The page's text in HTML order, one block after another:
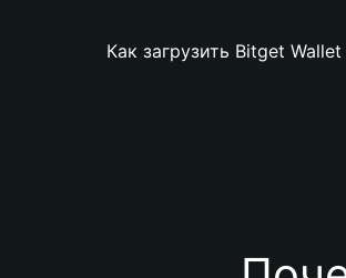
Как загрузить Bitget